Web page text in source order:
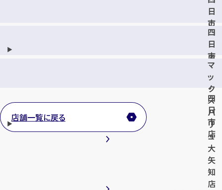
ド
ン
・
キ
ホ
ー
テ
四
日
市
店
日
市
富
洲
原
店
四
日
市
店
マ
ッ
ク
ス
バ
リ
ュ
大
矢
知
店
店舗一覧に戻る